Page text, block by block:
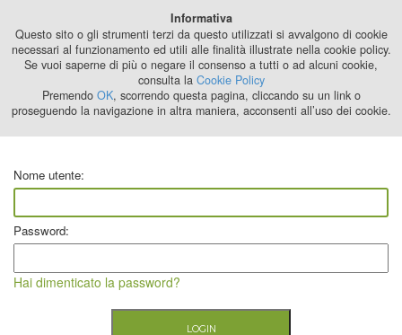
2024
Nome utente:
Password:
Hai dimenticato la password?
Informativa
Questo sito o gli strumenti terzi da questo utilizzati si avvalgono di cookie
necessari al funzionamento ed utili alle finalità illustrate nella cookie policy.
Se vuoi saperne di più o negare il consenso a tutti o ad alcuni cookie,
consulta la Cookie Policy
Premendo OK, scorrendo questa pagina, cliccando su un link o
proseguendo la navigazione in altra maniera, acconsenti all’uso dei cookie.